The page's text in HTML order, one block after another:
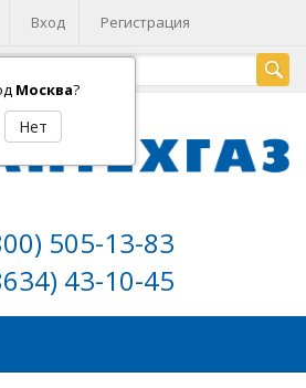
Москва?
Вход Регистрация
505-13-83
43-10-45